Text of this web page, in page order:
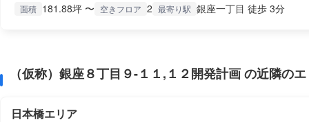
面積 181.88坪 〜 空きフロア 2 最寄り駅 銀座一丁目 徒歩 3分
（仮称）銀座８丁目９-１１,１２開発計画 の近隣の
日本橋エリア